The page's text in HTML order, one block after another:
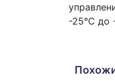
-25°C до